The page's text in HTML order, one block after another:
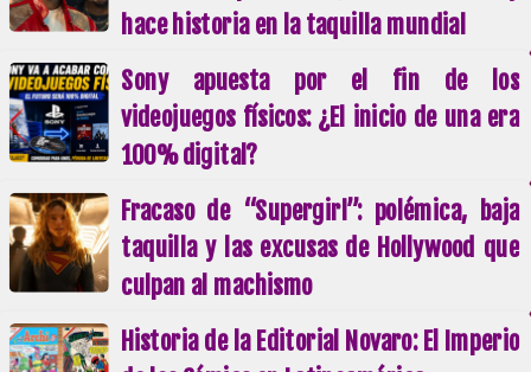
hace historia en la taquilla mundial
Sony apuesta por el fin de los
videojuegos físicos: ¿El inicio de una era
100% digital?
Fracaso de “Supergirl”: polémica, baja
taquilla y las excusas de Hollywood que
culpan al machismo
Historia de la Editorial Novaro: El Imperio